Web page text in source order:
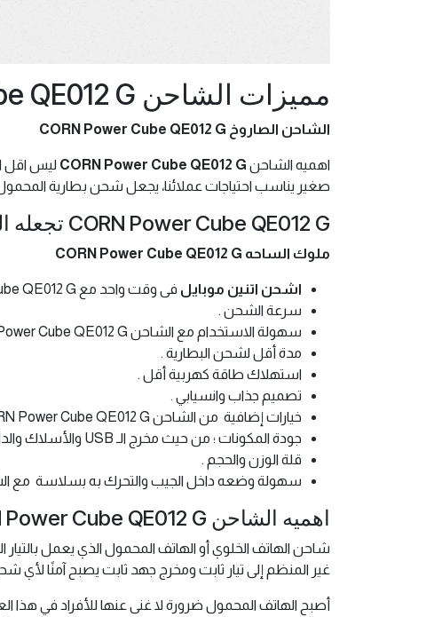
مميزات الشاحن CORN Power Cube QE012 G
الشاحن الصاروخ CORN Power Cube QE012 G
اهميه الشاحن
ليس اقل
صغير يناسب احتياجات عملائنا، يجعل شحن بطارية
CORN Power Cube QE012 G تجعله الخيار الأفضل للمستهلك :
ملوك الساحه CORN Power Cube QE012 G
اشحن اتنين موبايل فى وقت واحد مع CORN Power Cube QE012 G
سرعة الشحن .
سهولة الاستخدام مع الشاحن CORN Power Cube QE012 G .
مدة أقل لشحن البطارية .
استهلاك طاقة كهربية أقل .
تصميم جذاب وانسيابي .
خيارات إضافية من الشاحن CORN Power Cube QE012 G ؛ مثل التصميم والألوان والمادة التي يُصنع منها وعدد الأجزاء التي يتكون منها .
جودة المكونات ؛ من حيث مخرج الـ USB والأسلاك والدائرة الداخلية للشاحن وما شابه .
قلة الوزن والحجم .
سهولة وضعه داخل الجيب والتحرك به بسلاسة مع
اهميه الشاحن CORN Power Cube QE012 G
شاحن الهاتف الخلوي أو الهاتف المحمول الذي يعمل
غير المنظم إلى تيار ثابت ومخرج جهد ثابت يصبح آمنًا لأي
أصبح الهاتف المحمول ضرورة لا غنى عنها للأفراد في هذا